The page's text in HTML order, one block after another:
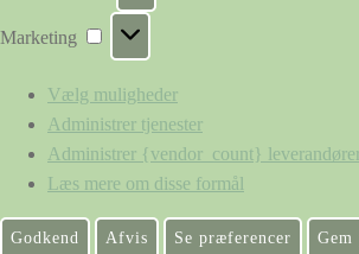
Marketing
Marketing
Vælg muligheder
Administrer tjenester
Administrer {vendor_count}
Læs mere om disse formål
Godkend Afvis Se præferencer Gem